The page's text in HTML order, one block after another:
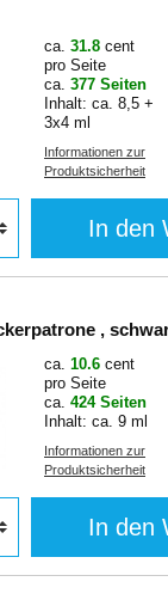
ca. 31.8 cent
pro Seite
ca. 377 Seiten
Inhalt: ca. 8,5 +
3x4 ml
Informationen zur
Produktsicherheit
In den
,
ca. 10.6 cent
pro Seite
ca. 424 Seiten
Inhalt: ca. 9 ml
Informationen zur
Produktsicherheit
In den